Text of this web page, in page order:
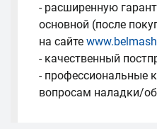
- расширенную
основной (после
на сайте
- качественный
- профессиональные
вопросам наладки/